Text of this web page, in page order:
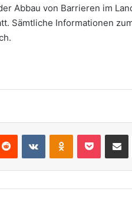
Abbau von Barrieren im
Sämtliche Informationen
Reddit VKontakteOdnoklassniki
Pocket